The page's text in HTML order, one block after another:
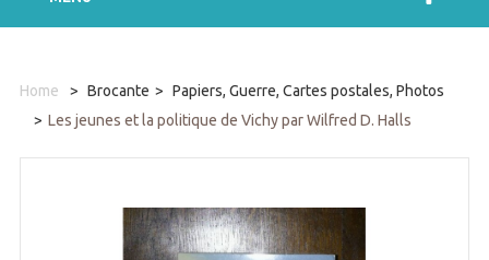
Home > Brocante > Papiers, Guerre, Cartes postales, Photos
> Les jeunes et la politique de Vichy par Wilfred D. Halls